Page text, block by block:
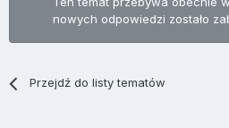
nowych odpowiedzi zostało
Przejdź do listy tematów